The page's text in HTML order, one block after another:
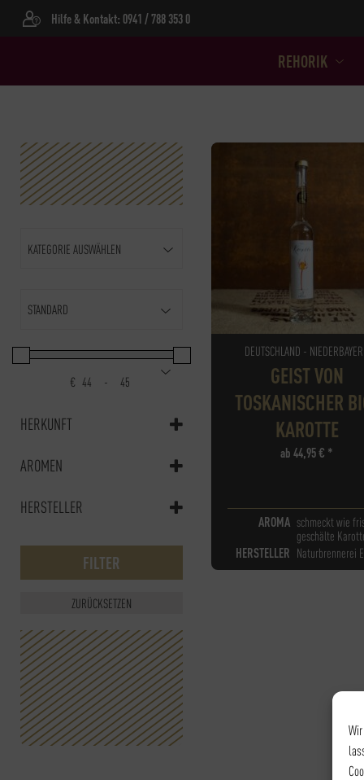
REHORIK
Hilfe & Kontakt: 0941 / 788 353 0
DEUTSCHLAND -
GEIST VON
TOSKANISCHER
KAROTTE
ab44,95€ *
AROMA schmeckt wie
geschälte
HERSTELLER Naturbrennerei
KATEGORIE AUSWÄHLEN
€
Minimum Price
-
Maximum Price
HERKUNFT
Deutschland
AROMEN
schmeckt wie frisch
HERSTELLER
FILTER
ZURÜCKSETZEN